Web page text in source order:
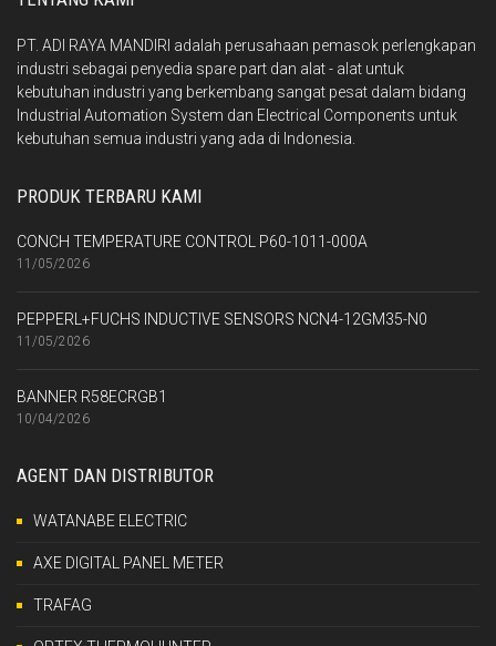
PT. ADI RAYA MANDIRI adalah perusahaan pemasok perlengkapan
industri sebagai penyedia spare part dan alat - alat untuk
kebutuhan industri yang berkembang sangat pesat dalam bidang
Industrial Automation System dan Electrical Components untuk
kebutuhan semua industri yang ada di Indonesia.
PRODUK TERBARU KAMI
CONCH TEMPERATURE CONTROL P60-1011-000A
11/05/2026
PEPPERL+FUCHS INDUCTIVE SENSORS NCN4-12GM35-N0
11/05/2026
BANNER R58ECRGB1
10/04/2026
AGENT DAN DISTRIBUTOR
WATANABE ELECTRIC
AXE DIGITAL PANEL METER
TRAFAG